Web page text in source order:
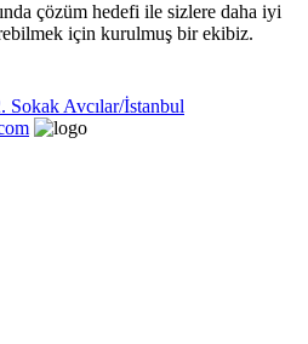
çözüm hedefi ile sizlere daha iyi
için kurulmuş bir ekibiz.
Sokak Avcılar/İstanbul